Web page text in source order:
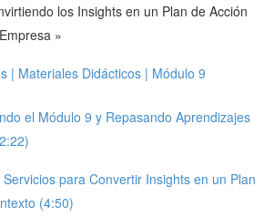
los Insights en un Plan de Acción
»
| Materiales Didácticos | Módulo 9
el Módulo 9 y Repasando Aprendizajes
para Convertir Insights en un Plan
(4:50)